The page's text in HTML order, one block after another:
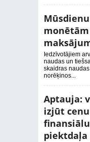
Iedzīvotājiem
naudas un
skaidras
norēķinos...
Aptauja:
izjūt
piektdaļa